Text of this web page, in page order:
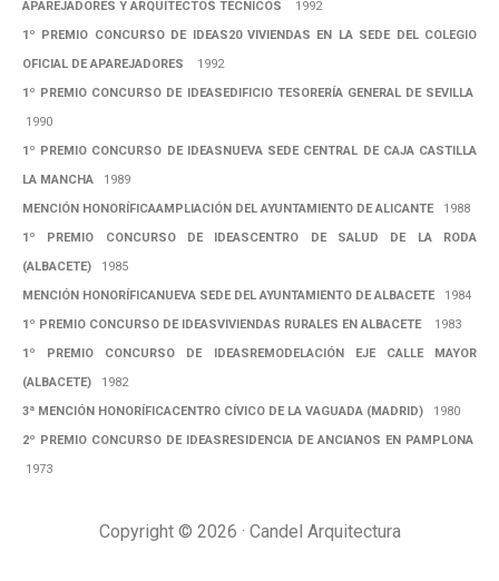
APAREJADORES Y ARQUITECTOS TÉCNICOS 1992
1º PREMIO CONCURSO DE IDEAS20 VIVIENDAS EN LA SEDE DEL COLEGIO
OFICIAL DE APAREJADORES 1992
1º PREMIO CONCURSO DE IDEASEDIFICIO TESORERÍA GENERAL DE SEVILLA
1990
1º PREMIO CONCURSO DE IDEASNUEVA SEDE CENTRAL DE CAJA CASTILLA
LA MANCHA 1989
MENCIÓN HONORÍFICAAMPLIACIÓN DEL AYUNTAMIENTO DE ALICANTE1988
1º PREMIO CONCURSO DE IDEASCENTRO DE SALUD DE LA RODA
(ALBACETE) 1985
MENCIÓN HONORÍFICANUEVA SEDE DEL AYUNTAMIENTO DE ALBACETE1984
1º PREMIO CONCURSO DE IDEASVIVIENDAS RURALES EN ALBACETE1983
1º PREMIO CONCURSO DE IDEASREMODELACIÓN EJE CALLE MAYOR
(ALBACETE) 1982
3ª MENCIÓN HONORÍFICACENTRO CÍVICO DE LA VAGUADA (MADRID) 1980
2º PREMIO CONCURSO DE IDEASRESIDENCIA DE ANCIANOS EN PAMPLONA
1973
Copyright © 2026 · Candel Arquitectura